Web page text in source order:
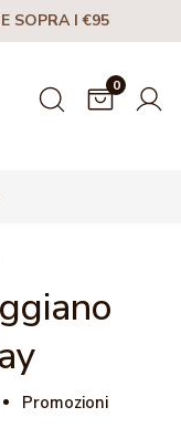
SOPRA I €95
0
Promozioni